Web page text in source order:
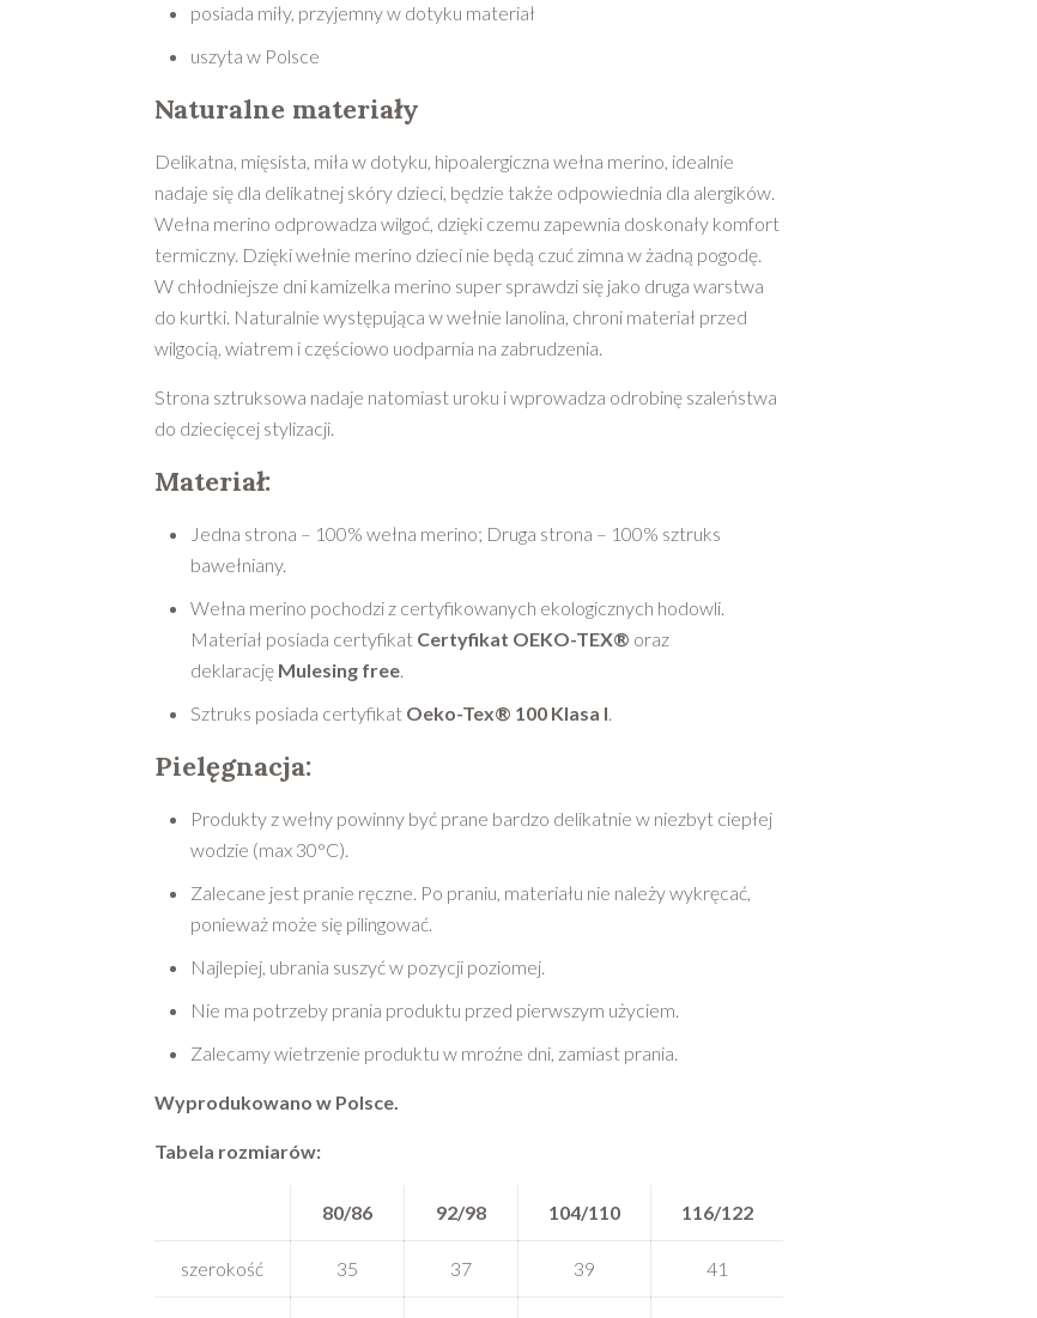
posiada miły, przyjemny w dotyku materiał
uszyta w Polsce
Naturalne materiały
Delikatna, mięsista, miła w dotyku, hipoalergiczna wełna merino, idealnie
nadaje się dla delikatnej skóry dzieci, będzie także odpowiednia dla alergików.
Wełna merino odprowadza wilgoć, dzięki czemu zapewnia doskonały komfort
termiczny. Dzięki wełnie merino dzieci nie będą czuć zimna w żadną pogodę.
W chłodniejsze dni kamizelka merino super sprawdzi się jako druga warstwa
do kurtki. Naturalnie występująca w wełnie lanolina, chroni materiał przed
wilgocią, wiatrem i częściowo uodparnia na zabrudzenia.
Strona sztruksowa nadaje natomiast uroku i wprowadza odrobinę szaleństwa
do dziecięcej stylizacji.
Materiał:
Jedna strona – 100% wełna merino; Druga strona – 100% sztruks
bawełniany.
Wełna merino pochodzi z certyfikowanych ekologicznych hodowli.
Materiał posiada certyfikat Certyfikat OEKO-TEX® oraz
deklarację Mulesing free.
Sztruks posiada certyfikat Oeko-Tex® 100 Klasa I.
Pielęgnacja:
Produkty z wełny powinny być prane bardzo delikatnie w niezbyt ciepłej
wodzie (max 30°C).
Zalecane jest pranie ręczne. Po praniu, materiału nie należy wykręcać,
ponieważ może się pilingować.
Najlepiej, ubrania suszyć w pozycji poziomej.
Nie ma potrzeby prania produktu przed pierwszym użyciem.
Zalecamy wietrzenie produktu w mroźne dni, zamiast prania.
Wyprodukowano w Polsce.
Tabela rozmiarów:
80/86 92/98 104/110 116/122
szerokość 35 37 39 41